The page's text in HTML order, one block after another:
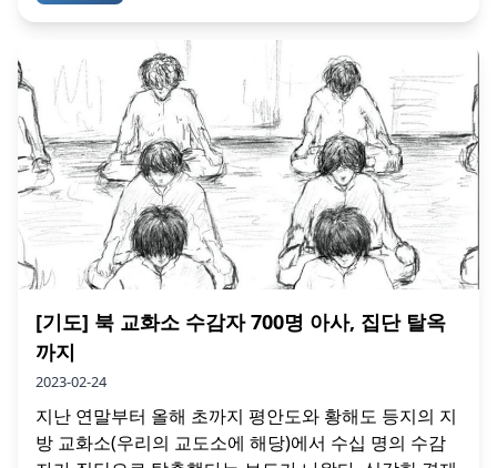
[기도] 북 교화소 수감자 700명 아사, 집단 탈옥
까지
2023-02-24
지난 연말부터 올해 초까지 평안도와 황해도 등지의 지
방 교화소(우리의 교도소에 해당)에서 수십 명의 수감